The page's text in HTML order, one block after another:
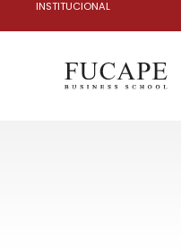
INSTITUCIONAL